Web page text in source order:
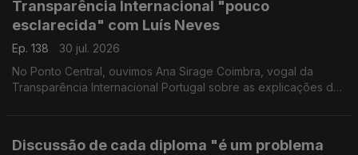
Transparência Internacional "pouco
esclarecida" com Luís Neves
Ep. 138
30 jul. 2026
No Ponto Central, ouvimos Ana Sirage Coimbra, vogal da
Transparência Internacional Portugal sobre as explicações do
Discussão de cada diploma "é um problema